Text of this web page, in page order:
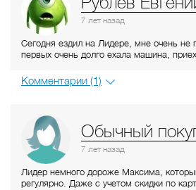
Рублев
7 летназад
Сегодня ездил на Лидере, мне очень не
первых очень долго ехала машина,
на этом такси! Лучше уж немного
нормальном автомобиле в комфорте на
Комментарии (1)
Обычный
7 летназад
Лидер немного дороже Максима,
регулярно. Даже с учетом скидки по